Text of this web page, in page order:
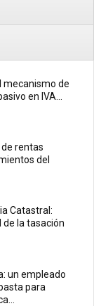
mecanismo de
en IVA...
rentas
del
Catastral:
de la tasación
un empleado
para